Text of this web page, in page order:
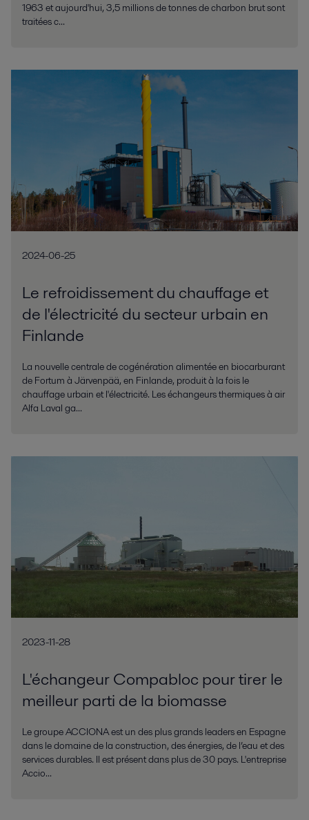
1963 et aujourd'hui, 3,5 millions de tonnes de charbon brut sont
traitées c...
2024-06-25
Le refroidissement du chauffage et
de l'électricité du secteur urbain en
Finlande
La nouvelle centrale de cogénération alimentée en biocarburant
de Fortum à Järvenpää, en Finlande, produit à la fois le
chauffage urbain et l'électricité. Les échangeurs thermiques à air
Alfa Laval ga...
2023-11-28
L'échangeur Compabloc pour tirer le
meilleur parti de la biomasse
Le groupe ACCIONA est un des plus grands leaders en Espagne
dans le domaine de la construction, des énergies, de l’eau et des
services durables. Il est présent dans plus de 30 pays. L'entreprise
Accio...